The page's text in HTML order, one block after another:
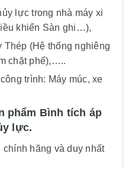
lực trong nhà máy xi
khiển Sàn ghi…),
Thép (Hệ thống nghiêng
chặt phế),…..
trình: Máy múc, xe
phẩm Bình tích áp
lực.
hãng và duy nhất